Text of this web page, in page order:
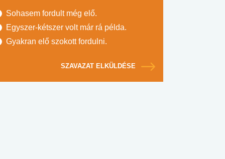
Sohasem fordult még elő.
Egyszer-kétszer volt már rá példa.
Gyakran elő szokott fordulni.
SZAVAZAT ELKÜLDÉSE